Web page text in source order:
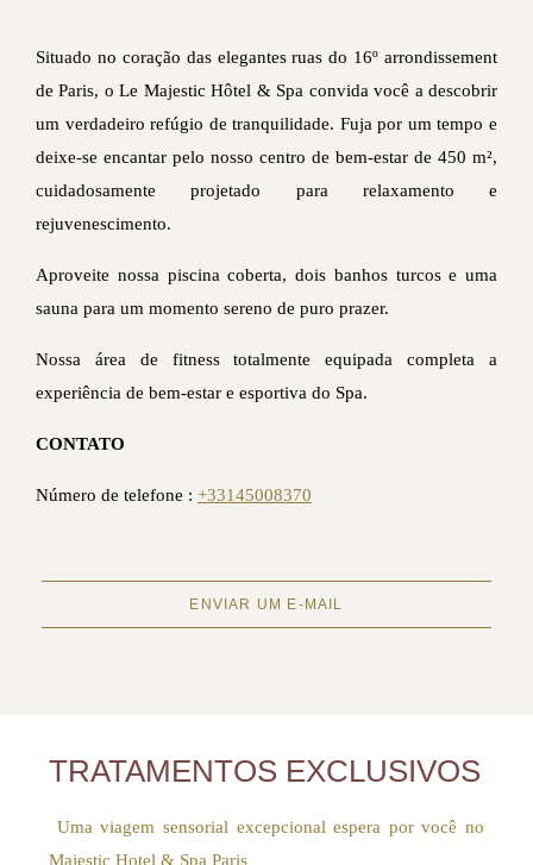
Situado no coração das elegantes ruas do 16º arrondissement
de Paris, o Le Majestic Hôtel & Spa convida você a descobrir
um verdadeiro refúgio de tranquilidade. Fuja por um tempo e
deixe-se encantar pelo nosso centro de bem-estar de 450 m²,
cuidadosamente projetado para relaxamento e
rejuvenescimento.
Aproveite nossa piscina coberta, dois banhos turcos e uma
sauna para um momento sereno de puro prazer.
Nossa área de fitness totalmente equipada completa a
experiência de bem-estar e esportiva do Spa.
CONTATO
Número de telefone : +33145008370
ENVIAR UM E-MAIL
TRATAMENTOS EXCLUSIVOS
Uma viagem sensorial excepcional espera por você no
Majestic Hotel & Spa Paris